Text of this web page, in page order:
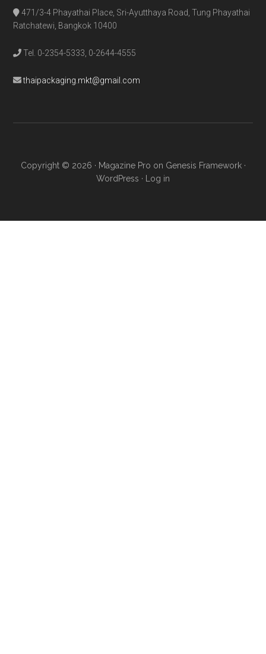
471/3-4 Phayathai Place, Sri-Ayutthaya Road, Tung Phayathai
Ratchatewi, Bangkok 10400
Tel. 0-2354-5333, 0-2644-4555
thaipackaging.mkt@gmail.com
Copyright © 2026 · Magazine Pro on Genesis Framework·
WordPress · Log in